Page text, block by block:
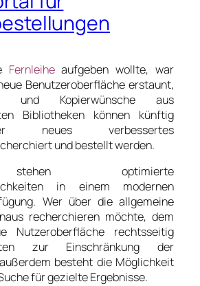
Fernleiheaufgeben wollte, war
Benutzeroberfläche erstaunt,
und Kopierwünsche aus
Bibliotheken können künftig
neues verbessertes
und bestellt werden.
optimierte
in einem modernen
Wer über die allgemeine
recherchieren möchte, dem
Nutzeroberfläche rechtsseitig
zur Einschränkung der
besteht die Möglichkeit
für gezielte Ergebnisse.